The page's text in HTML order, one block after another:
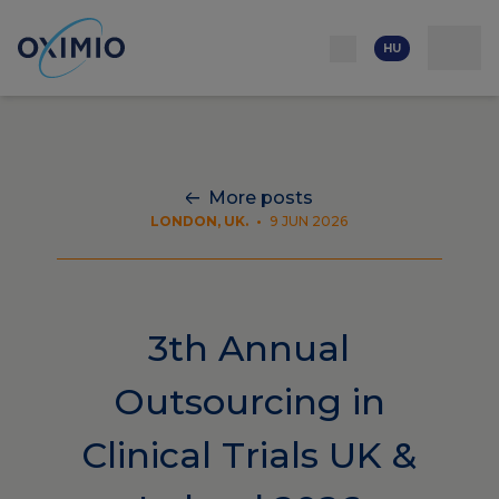
Karrierlehetőségek
HU
More posts
LONDON, UK. • 9 JUN 2026
3th Annual
Outsourcing in
Clinical Trials UK &